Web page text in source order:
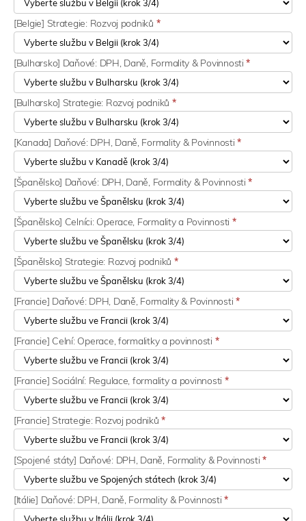
[Belgie] Strategie: Rozvoj podniků *
[Bulharsko] Daňové: DPH, Daně, Formality & Povinnosti*
[Bulharsko] Strategie: Rozvoj podniků *
[Kanada] Daňové: DPH, Daně, Formality & Povinnosti*
[Španělsko] Daňové: DPH, Daně, Formality & Povinnosti*
[Španělsko] Celníci: Operace, Formality a Povinnosti *
[Španělsko] Strategie: Rozvoj podniků *
[Francie] Daňové: DPH, Daně, Formality & Povinnosti*
[Francie] Celní: Operace, formalitky a povinnosti *
[Francie] Sociální: Regulace, formality a povinnosti *
[Francie] Strategie: Rozvoj podniků*
[Spojené státy] Daňové: DPH, Daně, Formality & Povinnosti*
[Itálie] Daňové: DPH, Daně, Formality & Povinnosti*